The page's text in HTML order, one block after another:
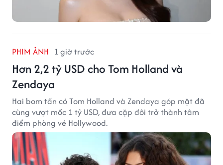
PHIM ẢNH 1 giờ trước
Hơn 2,2 tỷ USD cho Tom Holland và
Zendaya
Hai bom tấn có Tom Holland và Zendaya góp mặt đã
cùng vượt mốc 1 tỷ USD, đưa cặp đôi trở thành tâm
điểm phòng vé Hollywood.